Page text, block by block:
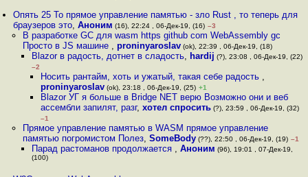
Опять 25 То прямое управление памятью - зло Rust , то теперь для
браузеров это,Аноним (16), 22:24 , 06-Дек-19, (16) –3
В разработке GC для wasm https github com WebAssembly gc
Просто в JS машине , proninyaroslav(ok), 22:39 , 06-Дек-19, (18)
Blazor в радость, дотнет в сладость, hardij (?), 23:08 , 06-Дек-19, (22)
–2
Носить рантайм, хоть и ужатый, такая себе радость ,
proninyaroslav (ok), 23:18 , 06-Дек-19, (25) +1
Blazor УГ я больше в Bridge NET верю Возможно они и веб
ассембли запилят, разг,хотел спросить (?), 23:59 , 06-Дек-19, (32)
–1
Прямое управление памятью в WASM прямое управление
памятью погромистом Полез, SomeBody(??), 22:50 , 06-Дек-19, (19) –1
Парад растоманов продолжается , Аноним (96), 19:01 , 07-Дек-19,
(100)